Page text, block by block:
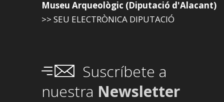
Museu Arqueològic (Diputació d'Alacant)
>> SEU ELECTRÒNICA DIPUTACIÓ
Suscríbete a
nuestra Newsletter